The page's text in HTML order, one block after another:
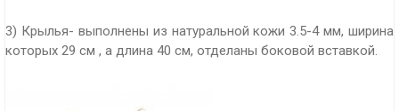
3) Крылья- выполнены из натуральной кожи 3.5-4 мм, ширина
которых 29 см , а длина 40 см, отделаны боковой вставкой.